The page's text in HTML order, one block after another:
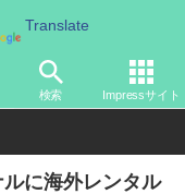
Translate
検索 Impressサイト
に海外レンタル